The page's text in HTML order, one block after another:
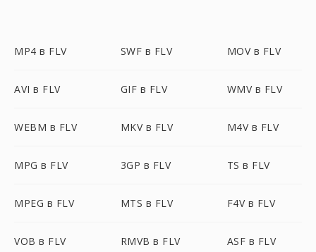
MP4 в FLV SWF в FLV MOV в FLV
AVI в FLV GIF в FLV WMV в FLV
WEBM в FLV MKV в FLV M4V в FLV
MPG в FLV 3GP в FLV TS в FLV
MPEG в FLV MTS в FLV F4V в FLV
VOB в FLV RMVB в FLV ASF в FLV